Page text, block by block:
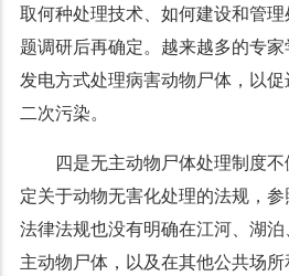
取何种处理技术、如何建设和管
题调研后再确定。越来越多的专
发电方式处理病害动物尸体，以
二次污染。
四是无主动物尸体处理制度
定关于动物无害化处理的法规，
法律法规也没有明确在江河、湖
主动物尸体，以及在其他公共场